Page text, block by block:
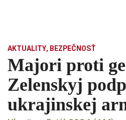
AKTUALITY, BEZPEČNOSŤ
Majori proti
Zelenskyj
ukrajinskej